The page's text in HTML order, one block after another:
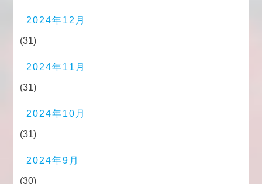
2024年12月
(31)
2024年11月
(31)
2024年10月
(31)
2024年9月
(30)